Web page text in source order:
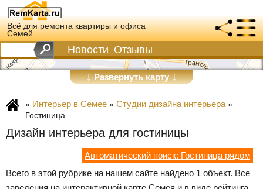
Всё для ремонта квартиры и офиса
Семей
Новости Отзывы
↓Развернуть карту↓
» Интерьер в Семее » Студии дизайна интерьера»
Гостиница
Дизайн интерьера для гостиницы
Автоматический поиск: Гостиница рядом
Всего в этой рубрике на нашем сайте найдено 1 объект. Все